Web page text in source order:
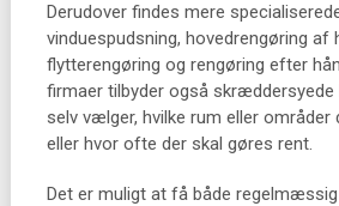
Derudover findes mere
vinduespudsning, hovedrengøring af
flytterengøring og rengøring efter
firmaer tilbyder også skræddersyede
selv vælger, hvilke rum eller områder
eller hvor ofte der skal gøres rent.
Det er muligt at få både